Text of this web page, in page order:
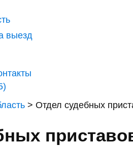
выезд
> Отдел судебных